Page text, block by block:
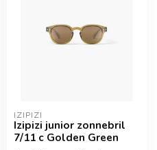
IZIPIZI
Izipizi junior zonnebril
7/11 c Golden Green